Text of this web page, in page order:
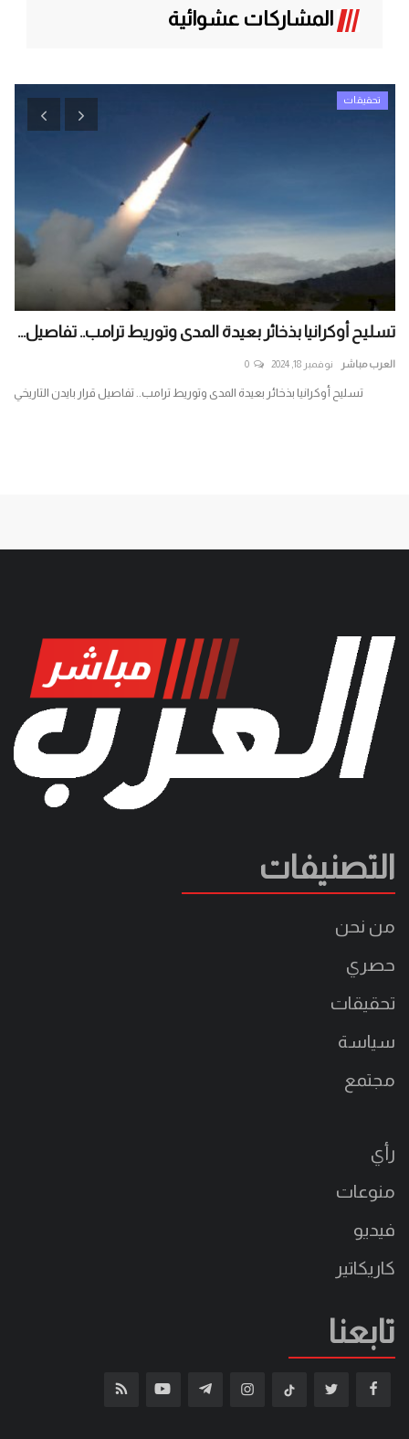
المشاركات عشوائية
تحقيقات
تسليح أوكرانيا بذخائر بعيدة المدى وتوريط ترامب.. تفاصيل...
العرب مباشر نوفمبر 18, 2024 0
تسليح أوكرانيا بذخائر بعيدة المدى وتوريط ترامب.. تفاصيل قرار بايدن التاريخي
التصنيفات
من نحن
حصري
تحقيقات
سياسة
مجتمع
رأي
منوعات
فيديو
كاريكاتير
تابعنا